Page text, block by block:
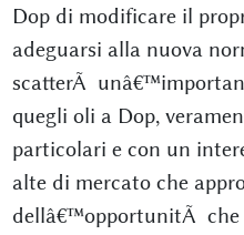
Dop di modificare il
adeguarsi alla nuova
scatterÃ
quegli oli a Dop,
particolari e con un
alte di mercato che
dellâ€™opportunitÃ che